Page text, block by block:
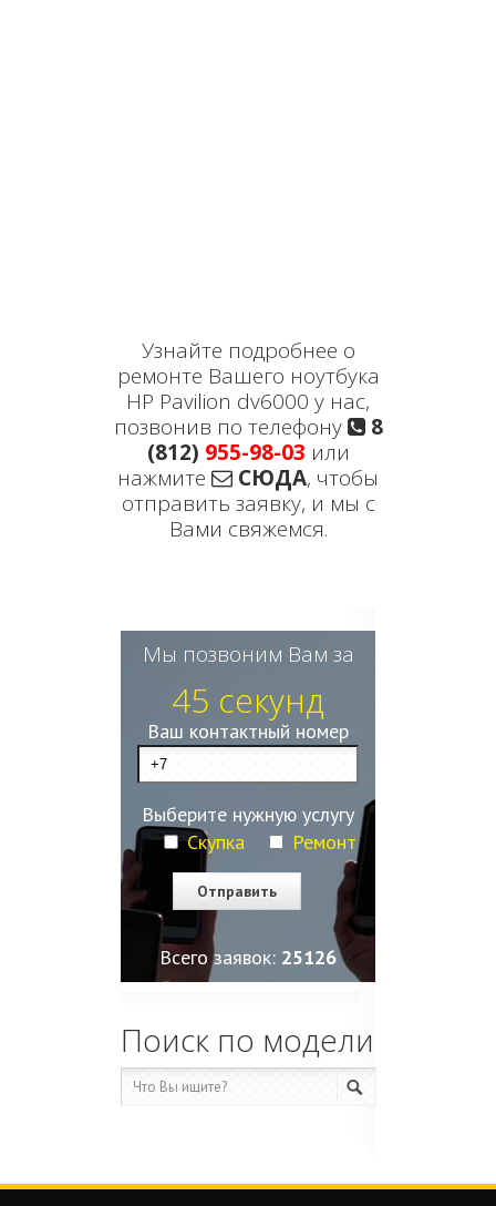
Узнайте подробнее о
ремонте Вашего ноутбука
HP Pavilion dv6000 у нас,
позвонив по телефону
8
(812) 955-98-03 или
нажмите
СЮДА, чтобы
отправить заявку, и мы с
Вами свяжемся.
Мы позвоним Вам за
45 секунд
Ваш контактный номер
Выберите нужную услугу
Скупка
Ремонт
Всего заявок: 25130
Поиск по модели